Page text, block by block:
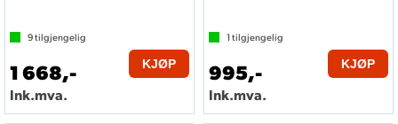
9tilgjengelig
1 668,-
Ink.mva.
KJØP
1 tilgjengelig
995,-
Ink.mva.
KJØP